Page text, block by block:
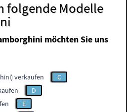
folgende Modelle
möchten Sie uns
verkaufen
C
D
E